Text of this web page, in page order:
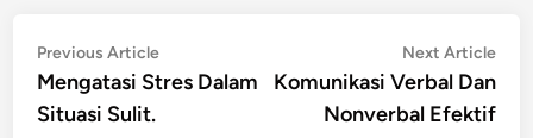
Post
navigation
Previous ArticlePrevious
article:
Mengatasi Stres Dalam
Situasi Sulit.
Next Article
Komunikasi Verbal Dan
Nonverbal Efektif